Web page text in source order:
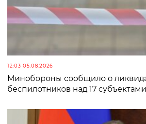
12:03 05.08.2026
Минобороны сообщило о
беспилотников над 17